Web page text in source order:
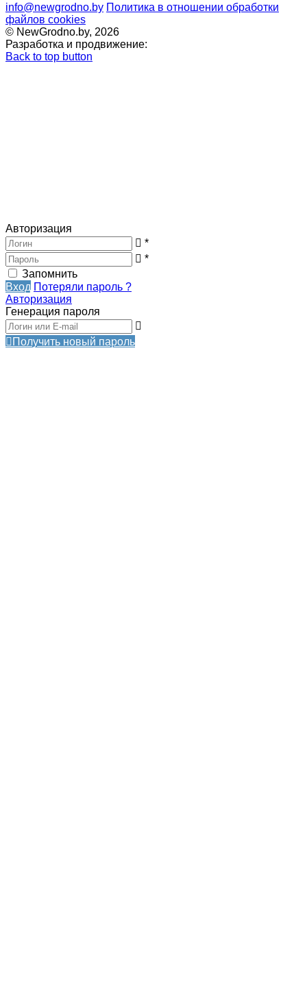
info@newgrodno.by Политика в отношении обработки
файлов cookies
© NewGrodno.by, 2026
Разработка и продвижение:
Back to top button
Авторизация
*
*
Запомнить
Вход Потеряли пароль ?
Авторизация
Генерация пароля
Получить новый пароль